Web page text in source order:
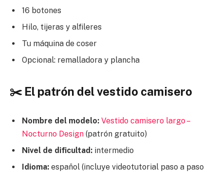
16 botones
Hilo, tijeras y alfileres
Tu máquina de coser
Opcional: remalladora y plancha
✂️ El patrón del vestido camisero
Nombre del modelo: Vestido camisero largo –
Nocturno Design (patrón gratuito)
Nivel de dificultad: intermedio
Idioma: español (incluye videotutorial paso a paso